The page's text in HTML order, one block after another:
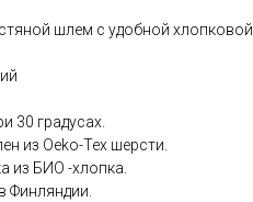
шлем с удобной
30 градусах.
из Oeko-Tex шерсти.
из БИО -хлопка.
Финляндии.